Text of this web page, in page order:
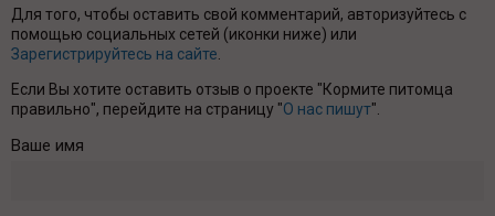
Для того, чтобы оставить свой комментарий, авторизуйтесь с
помощью социальных сетей (иконки ниже) или
Зарегистрируйтесь на сайте
Если Вы хотите оставить отзыв о проекте "Кормите питомца
правильно", перейдите на страницу "О нас пишут".
Ваше имя